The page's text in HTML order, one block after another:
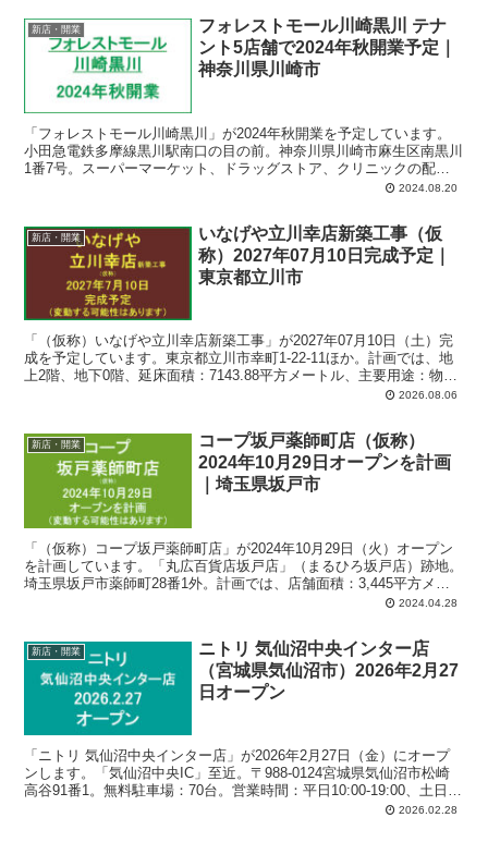
新店・開業
フォレストモール川崎黒川 テナ
ント5店舗で2024年秋開業予定｜
神奈川県川崎市
「フォレストモール川崎黒川」が2024年秋開業を予定しています。
小田急電鉄多摩線黒川駅南口の目の前。神奈川県川崎市麻生区南黒川
1番7号。スーパーマーケット、ドラッグストア、クリニックの配置
2024.08.20
新店・開業
いなげや立川幸店新築工事（仮
称）2027年07月10日完成予定｜
東京都立川市
「（仮称）いなげや立川幸店新築工事」が2027年07月10日（土）完
成を予定しています。東京都立川市幸町1-22-11ほか。計画では、地
上2階、地下0階、延床面積：7143.88平方メートル、主要用途：物販
2026.08.06
新店・開業
コープ坂戸薬師町店（仮称）
2024年10月29日オープンを計画
｜埼玉県坂戸市
「（仮称）コープ坂戸薬師町店」が2024年10月29日（火）オープン
を計画しています。「丸広百貨店坂戸店」（まるひろ坂戸店）跡地。
埼玉県坂戸市薬師町28番1外。計画では、店舗面積：3,445平方メー
トル、駐車場：161台、駐輪場：107台、営業時間：午前9時-翌午前0
2024.04.28
新店・開業
ニトリ 気仙沼中央インター店
（宮城県気仙沼市）2026年2月27
日オープン
「ニトリ 気仙沼中央インター店」が2026年2月27日（金）にオープ
ンします。「気仙沼中央IC」至近。〒988-0124宮城県気仙沼市松崎
高谷91番1。無料駐車場：70台。営業時間：平日10:00-19:00、土日祝
2026.02.28